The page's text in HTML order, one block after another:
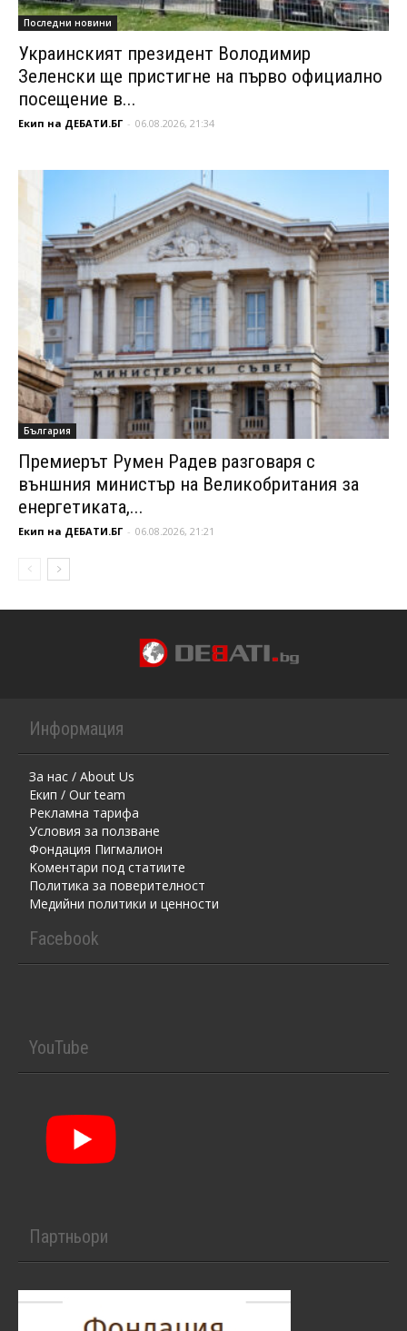
Последни новини
Украинският президент Володимир
Зеленски ще пристигне на първо официално
посещение в...
Екип на ДЕБАТИ.БГ - 06.08.2026, 21:34
България
Премиерът Румен Радев разговаря с
външния министър на Великобритания за
енергетиката,...
Екип на ДЕБАТИ.БГ - 06.08.2026, 21:21
Информация
За нас / About Us
Екип / Our team
Рекламна тарифа
Условия за ползване
Фондация Пигмалион
Kоментaри под статиите
Политика за поверителност
Медийни политики и ценности
Facebook
YouTube
Партньори